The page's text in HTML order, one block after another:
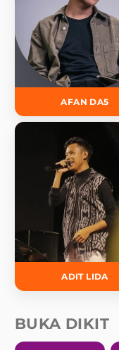
AFAN DA5
ADIT LIDA
BUKA DIKIT